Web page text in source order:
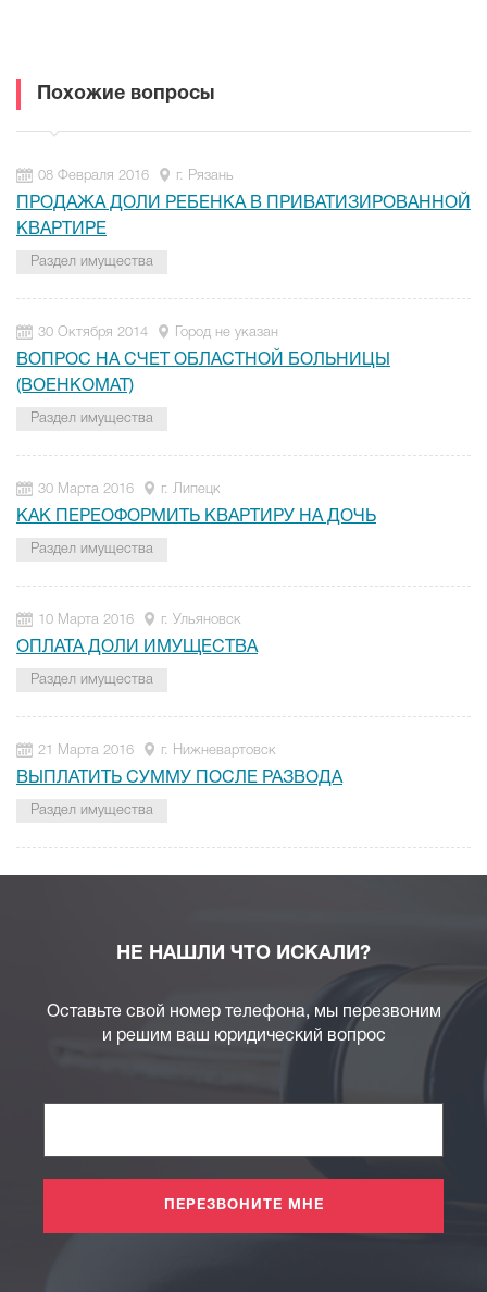
Похожие вопросы
08 Февраля 2016 г. Рязань
ПРОДАЖА ДОЛИ РЕБЕНКА В ПРИВАТИЗИРОВАННОЙ
КВАРТИРЕ
Раздел имущества
30 Октября 2014 Город не указан
ВОПРОС НА СЧЕТ ОБЛАСТНОЙ БОЛЬНИЦЫ
(ВОЕНКОМАТ)
Раздел имущества
30 Марта 2016 г. Липецк
КАК ПЕРЕОФОРМИТЬ КВАРТИРУ НА ДОЧЬ
Раздел имущества
10 Марта 2016 г. Ульяновск
ОПЛАТА ДОЛИ ИМУЩЕСТВА
Раздел имущества
21 Марта 2016 г. Нижневартовск
ВЫПЛАТИТЬ СУММУ ПОСЛЕ РАЗВОДА
Раздел имущества
НЕ НАШЛИ ЧТО ИСКАЛИ?
Оставьте свой номер телефона, мы перезвоним
и решим ваш юридический вопрос
ПЕРЕЗВОНИТЕ МНЕ